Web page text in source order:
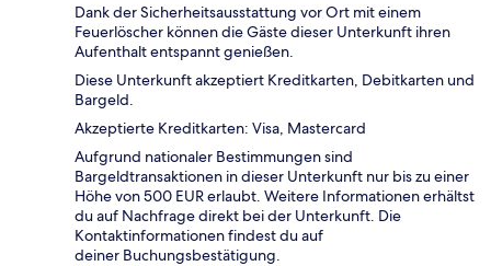
Dank der Sicherheitsausstattung vor Ort mit einem
Feuerlöscher können die Gäste dieser Unterkunft ihren
Aufenthalt entspannt genießen.
Diese Unterkunft akzeptiert Kreditkarten, Debitkarten und
Bargeld.
Akzeptierte Kreditkarten: Visa, Mastercard
Aufgrund nationaler Bestimmungen sind
Bargeldtransaktionen in dieser Unterkunft nur bis zu einer
Höhe von 500 EUR erlaubt. Weitere Informationen erhältst
du auf Nachfrage direkt bei der Unterkunft. Die
Kontaktinformationen findest du auf
deiner Buchungsbestätigung.